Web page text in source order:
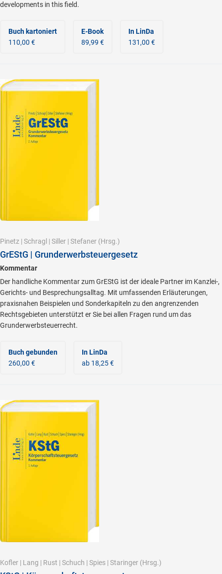
developments in this field.
Buch kartoniert
110,00 €
E-Book
89,99 €
In LinDa
131,00 €
Pinetz | Schragl | Siller | Stefaner (Hrsg.)
GrEStG | Grunderwerbsteuergesetz
Kommentar
Der handliche Kommentar zum GrEStG ist der ideale Partner im Kanzlei-,
Gerichts- und Besprechungsalltag. Mit umfassenden Erläuterungen,
praxisnahen Beispielen und Sonderkapiteln zu den angrenzenden
Rechtsgebieten unterstützt er Sie bei allen Fragen rund um das
Grunderwerbsteuerrecht.
Buch gebunden
260,00 €
In LinDa
ab 18,25 €
Kofler | Lang | Rust | Schuch | Spies | Staringer (Hrsg.)